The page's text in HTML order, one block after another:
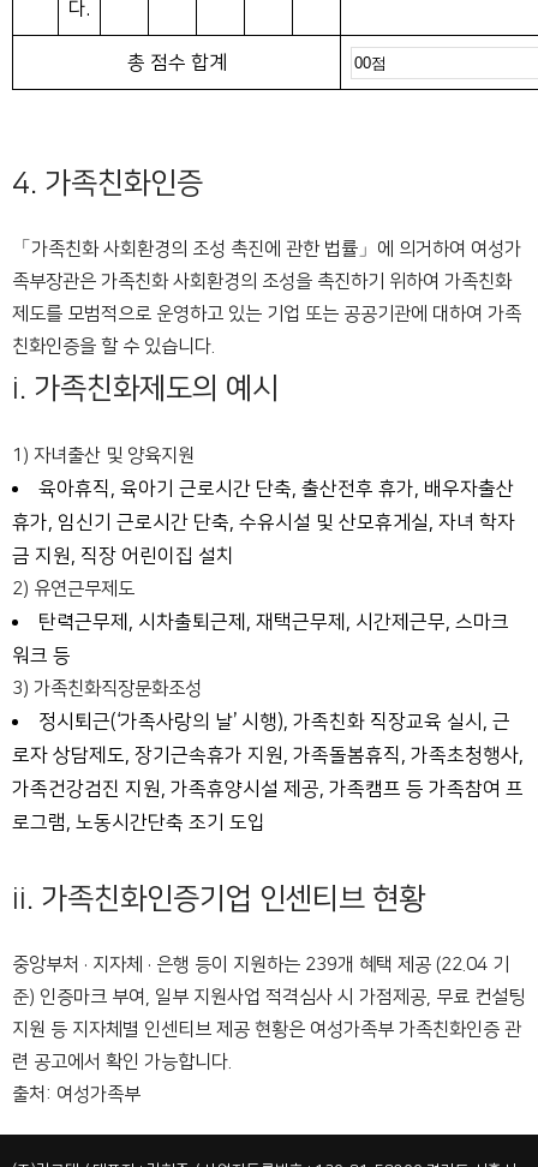
다.
총 점수 합계
4. 가족친화인증
「가족친화 사회환경의 조성 촉진에 관한 법률」에 의거하여 여성가
족부장관은 가족친화 사회환경의 조성을 촉진하기 위하여 가족친화
제도를 모범적으로 운영하고 있는 기업 또는 공공기관에 대하여 가족
친화인증을 할 수 있습니다.
i. 가족친화제도의 예시
1) 자녀출산 및 양육지원
육아휴직, 육아기 근로시간 단축, 출산전후 휴가, 배우자출산
휴가, 임신기 근로시간 단축, 수유시설 및 산모휴게실, 자녀 학자
금 지원, 직장 어린이집 설치
2) 유연근무제도
탄력근무제, 시차출퇴근제, 재택근무제, 시간제근무, 스마크
워크 등
3) 가족친화직장문화조성
정시퇴근(‘가족사랑의 날’ 시행), 가족친화 직장교육 실시, 근
로자 상담제도, 장기근속휴가 지원, 가족돌봄휴직, 가족초청행사,
가족건강검진 지원, 가족휴양시설 제공, 가족캠프 등 가족참여 프
로그램, 노동시간단축 조기 도입
ii. 가족친화인증기업 인센티브 현황
중앙부처 · 지자체 · 은행 등이 지원하는 239개 혜택 제공 (22.04 기
준) 인증마크 부여, 일부 지원사업 적격심사 시 가점제공, 무료 컨설팅
지원 등 지자체별 인센티브 제공 현황은 여성가족부 가족친화인증 관
련 공고에서 확인 가능합니다.
출처: 여성가족부